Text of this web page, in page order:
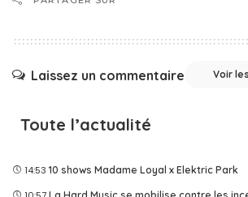
Laissez un commentaire Voir
Toute l’actualité
14:53 10 shows Madame Loyal x Elektric Park